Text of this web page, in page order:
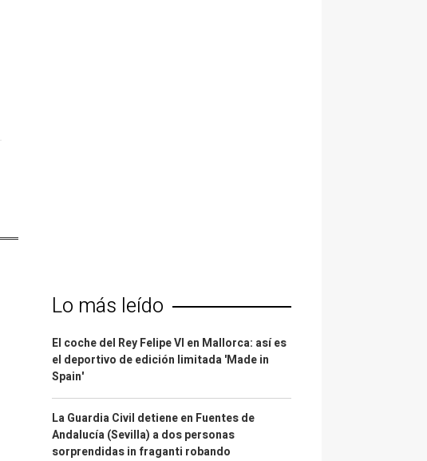
Lo más leído
El coche del Rey Felipe VI en Mallorca: así es
el deportivo de edición limitada 'Made in
Spain'
La Guardia Civil detiene en Fuentes de
Andalucía (Sevilla) a dos personas
sorprendidas in fraganti robando